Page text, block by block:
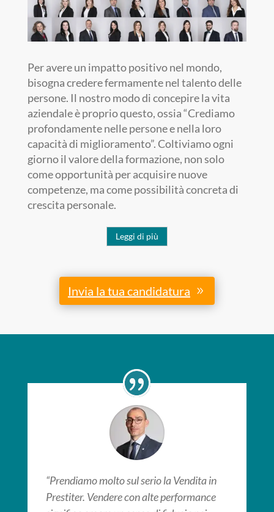
Per avere un impatto positivo nel mondo,
bisogna credere fermamente nel talento delle
persone. Il nostro modo di concepire la vita
aziendale è proprio questo, ossia “Crediamo
profondamente nelle persone e nella loro
capacità di miglioramento”. Coltiviamo ogni
giorno il valore della formazione, non solo
come opportunità per acquisire nuove
competenze, ma come possibilità concreta di
crescita personale.
Leggi di più
Invia la tua candidatura
“Prendiamo molto sul serio la Vendita in
Prestiter. Vendere con alte performance